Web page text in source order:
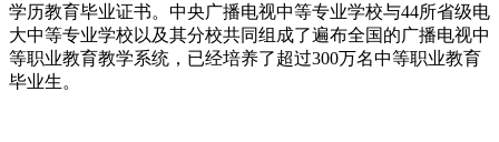
学历教育毕业证书。中央广播电视中等专业学校与44所省级电
大中等专业学校以及其分校共同组成了遍布全国的广播电视中
等职业教育教学系统，已经培养了超过300万名中等职业教育
毕业生。